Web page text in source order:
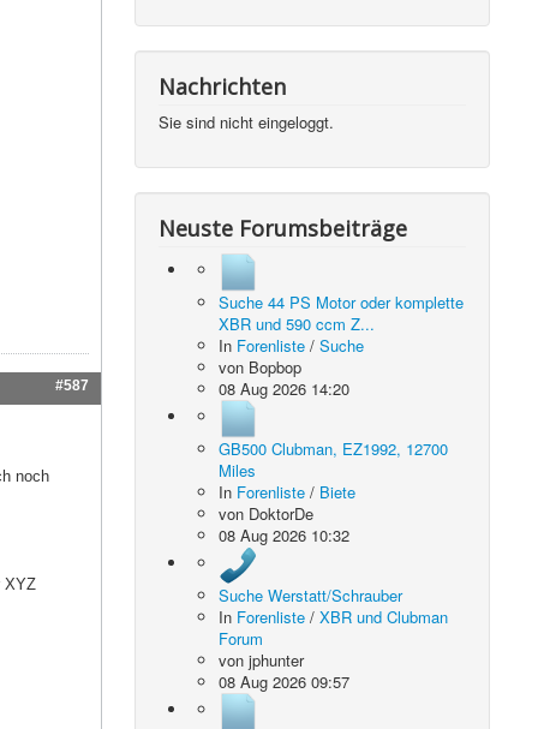
#587
noch
XYZ
Nachrichten
Sie sind nicht eingeloggt.
Neuste Forumsbeiträge
Suche 44 PS Motor oder komplette
XBR und 590 ccm Z...
In Forenliste /Suche
von Bopbop
08 Aug 2026 14:20
GB500 Clubman, EZ1992, 12700
Miles
In Forenliste / Biete
von DoktorDe
08 Aug 2026 10:32
Suche Werstatt/Schrauber
In Forenliste /XBR und Clubman
Forum
vonjphunter
08 Aug 2026 09:57